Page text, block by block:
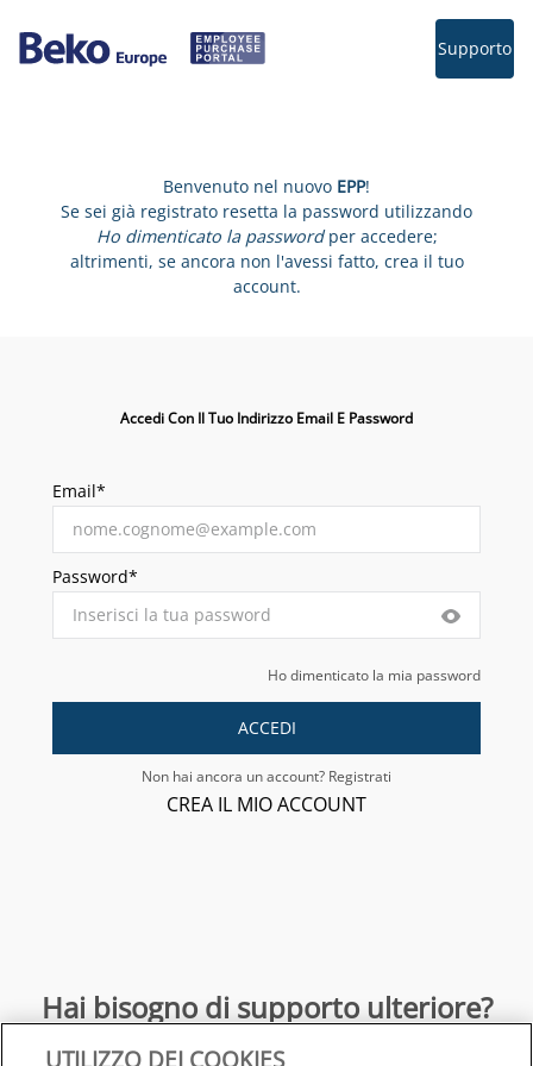
Supporto
Benvenuto nel nuovo EPP!
Se sei già registrato resetta la password utilizzando
Ho dimenticato la passwordper accedere;
altrimenti, se ancora non l'avessi fatto, crea il tuo
account.
Accedi Con Il Tuo Indirizzo Email E Password
Email*
Password*
Ho dimenticato la mia password
ACCEDI
Non hai ancora un account? Registrati
CREA IL MIO ACCOUNT
Hai bisogno di supporto ulteriore?
UTILIZZO DEI COOKIES